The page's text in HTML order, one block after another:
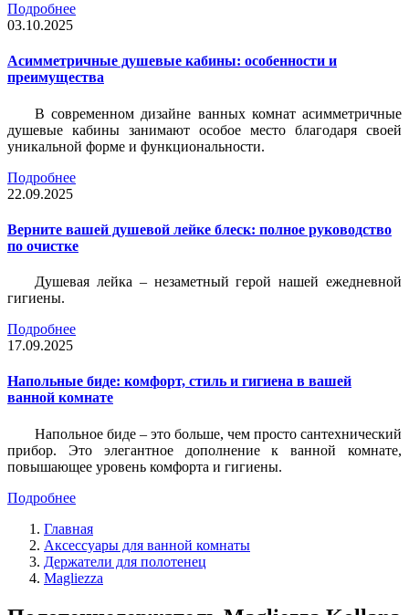
Подробнее
03.10.2025
Асимметричные душевые кабины: особенности и
преимущества
В современном дизайне ванных комнат асимметричные
душевые кабины занимают особое место благодаря своей
уникальной форме и функциональности.
Подробнее
22.09.2025
Верните вашей душевой лейке блеск: полное руководство
по очистке
Душевая лейка – незаметный герой нашей ежедневной
гигиены.
Подробнее
17.09.2025
Напольные биде: комфорт, стиль и гигиена в вашей
ванной комнате
Напольное биде – это больше, чем просто сантехнический
прибор. Это элегантное дополнение к ванной комнате,
повышающее уровень комфорта и гигиены.
Подробнее
Главная
Аксессуары для ванной комнаты
Держатели для полотенец
Magliezza